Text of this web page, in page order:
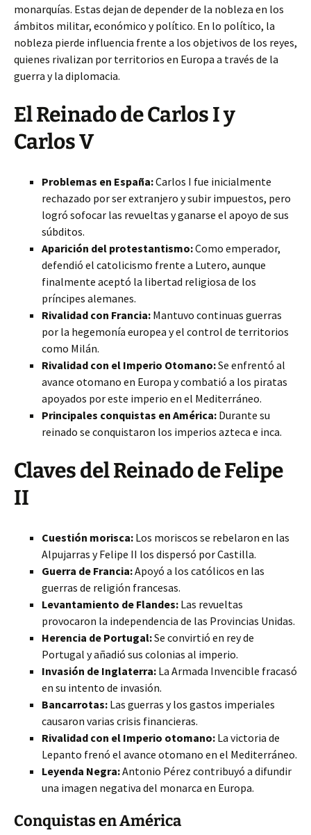
monarquías. Estas dejan de depender de la nobleza en los
ámbitos militar, económico y político. En lo político, la
nobleza pierde influencia frente a los objetivos de los reyes,
quienes rivalizan por territorios en Europa a través de la
guerra y la diplomacia.
El Reinado de Carlos I y
Carlos V
Problemas en España:Carlos I fue inicialmente
rechazado por ser extranjero y subir impuestos, pero
logró sofocar las revueltas y ganarse el apoyo de sus
súbditos.
Aparición del protestantismo:Como emperador,
defendió el catolicismo frente a Lutero, aunque
finalmente aceptó la libertad religiosa de los
príncipes alemanes.
Rivalidad con Francia: Mantuvo continuas guerras
por la hegemonía europea y el control de territorios
como Milán.
Rivalidad con el Imperio Otomano:Se enfrentó al
avance otomano en Europa y combatió a los piratas
apoyados por este imperio en el Mediterráneo.
Principales conquistas en América: Durante su
reinado se conquistaron los imperios azteca e inca.
Claves del Reinado de Felipe
II
Cuestión morisca: Los moriscos se rebelaron en las
Alpujarras y Felipe II los dispersó por Castilla.
Guerra de Francia:Apoyó a los católicos en las
guerras de religión francesas.
Levantamiento de Flandes: Las revueltas
provocaron la independencia de las Provincias Unidas.
Herencia de Portugal:Se convirtió en rey de
Portugal y añadió sus colonias al imperio.
Invasión de Inglaterra: La Armada Invencible fracasó
en su intento de invasión.
Bancarrotas: Las guerras y los gastos imperiales
causaron varias crisis financieras.
Rivalidad con el Imperio otomano: La victoria de
Lepanto frenó el avance otomano en el Mediterráneo.
Leyenda Negra:Antonio Pérez contribuyó a difundir
una imagen negativa del monarca en Europa.
Conquistas en América